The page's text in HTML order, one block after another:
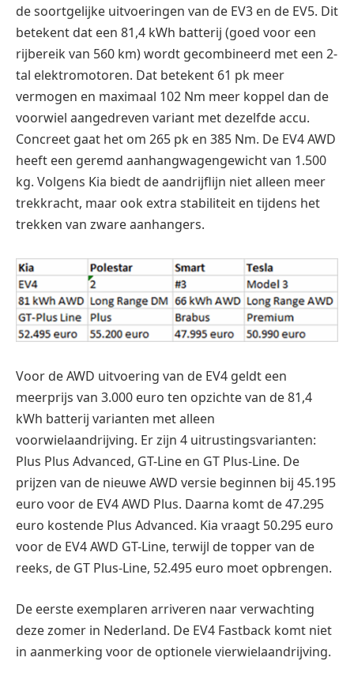
de soortgelijke uitvoeringen van de EV3 en de EV5. Dit
betekent dat een 81,4 kWh batterij (goed voor een
rijbereik van 560 km) wordt gecombineerd met een 2-
tal elektromotoren. Dat betekent 61 pk meer
vermogen en maximaal 102 Nm meer koppel dan de
voorwiel aangedreven variant met dezelfde accu.
Concreet gaat het om 265 pk en 385 Nm. De EV4 AWD
heeft een geremd aanhangwagengewicht van 1.500
kg. Volgens Kia biedt de aandrijflijn niet alleen meer
trekkracht, maar ook extra stabiliteit en tijdens het
trekken van zware aanhangers.
Voor de AWD uitvoering van de EV4 geldt een
meerprijs van 3.000 euro ten opzichte van de 81,4
kWh batterij varianten met alleen
voorwielaandrijving. Er zijn 4 uitrustingsvarianten:
Plus Plus Advanced, GT-Line en GT Plus-Line. De
prijzen van de nieuwe AWD versie beginnen bij 45.195
euro voor de EV4 AWD Plus. Daarna komt de 47.295
euro kostende Plus Advanced. Kia vraagt 50.295 euro
voor de EV4 AWD GT-Line, terwijl de topper van de
reeks, de GT Plus-Line, 52.495 euro moet opbrengen.
De eerste exemplaren arriveren naar verwachting
deze zomer in Nederland. De EV4 Fastback komt niet
in aanmerking voor de optionele vierwielaandrijving.